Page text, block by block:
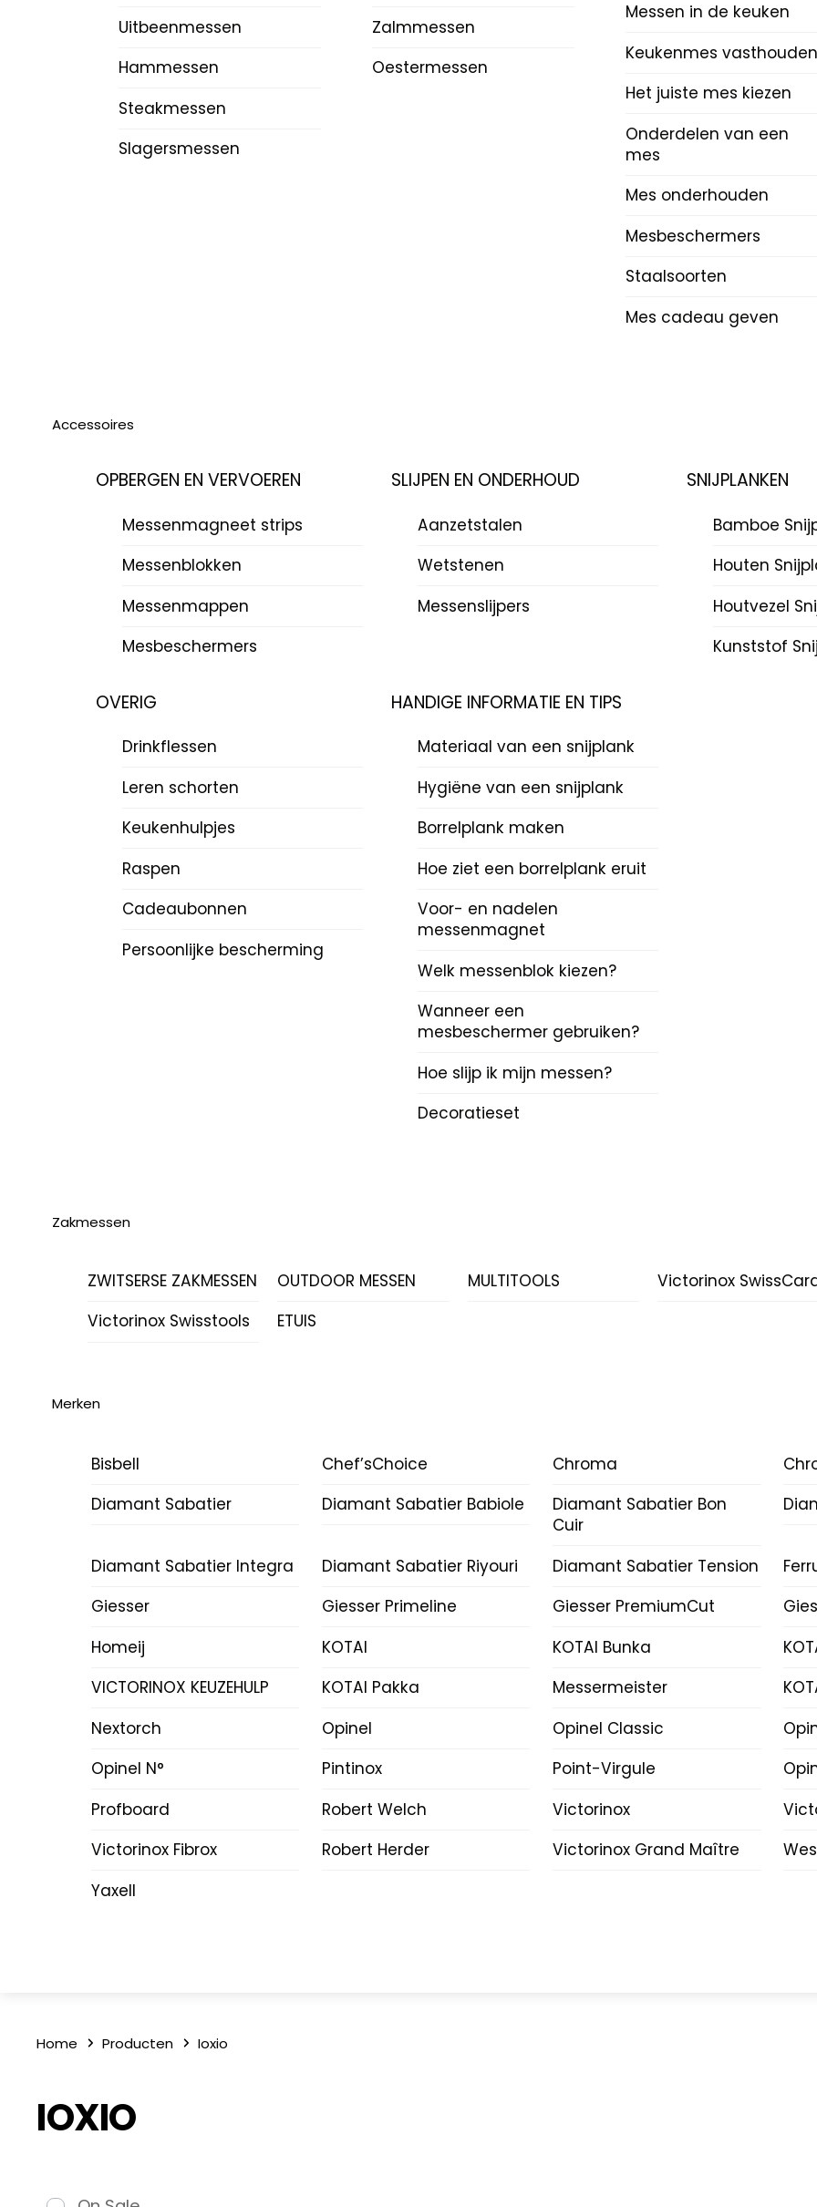
Uitbeenmessen
Hammessen
Steakmessen
Slagersmessen
Zalmmessen
Oestermessen
Messen in de keuken
Keukenmes vasthouden
Het juiste mes kiezen
Onderdelen van een
mes
Mes onderhouden
Mesbeschermers
Staalsoorten
Mes cadeau geven
Accessoires
OPBERGEN EN VERVOEREN
Messenmagneet strips
Messenblokken
Messenmappen
Mesbeschermers
SLIJPEN EN ONDERHOUD
Aanzetstalen
Wetstenen
Messenslijpers
SNIJPLANKEN
Bamboe
Houten
Houtvezel
Kunststof
OVERIG
Drinkflessen
Leren schorten
Keukenhulpjes
Raspen
Cadeaubonnen
Persoonlijke bescherming
HANDIGE INFORMATIE EN TIPS
Materiaal van een snijplank
Hygiëne van een snijplank
Borrelplank maken
Hoe ziet een borrelplank eruit
Voor- en nadelen
messenmagnet
Welk messenblok kiezen?
Wanneer een
mesbeschermer gebruiken?
Hoe slijp ik mijn messen?
Decoratieset
Zakmessen
ZWITSERSE ZAKMESSEN OUTDOOR MESSEN MULTITOOLS
Victorinox
Victorinox Swisstools
ETUIS
Merken
Bisbell Chef’sChoice Chroma
Diamant Sabatier
Diamant Sabatier Babiole
Diamant Sabatier Bon
Cuir
Diamant Sabatier Integra Diamant Sabatier Riyouri Diamant Sabatier Tension
Giesser
Giesser Primeline Giesser PremiumCut
Homeij
KOTAI KOTAI Bunka
VICTORINOX KEUZEHULP
KOTAI Pakka Messermeister
Nextorch
Opinel Opinel Classic
Opinel N°
Pintinox Point-Virgule
Profboard
Robert Welch Victorinox
Victorinox Fibrox
Robert Herder Victorinox Grand Maître
Yaxell
Home Producten Ioxio
IOXIO